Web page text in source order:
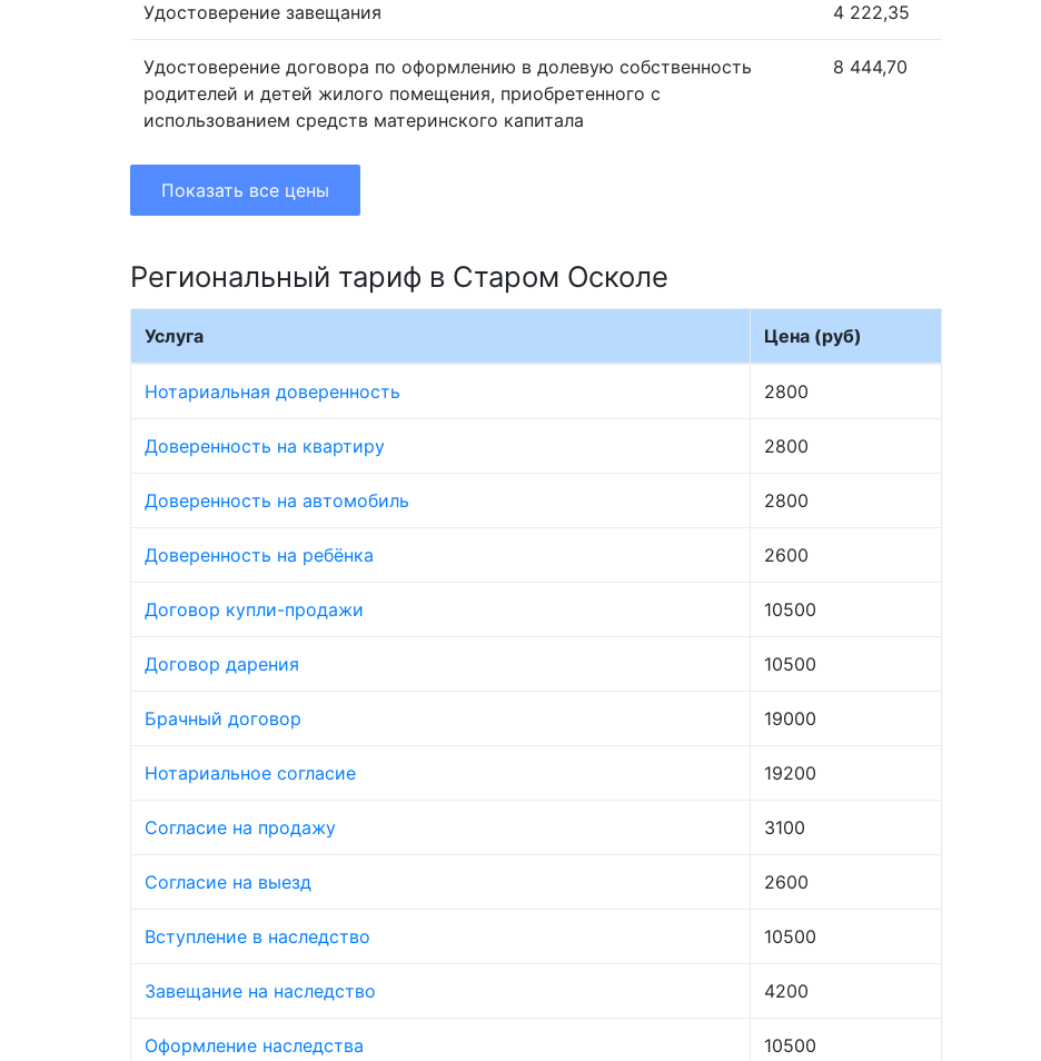
Удостоверение завещания 4 222,35
Удостоверение договора по оформлению в долевую собственность
родителей и детей жилого помещения, приобретенного с
использованием средств материнского капитала
8 444,70
Показать все цены
Региональный тариф в Старом Осколе
Услуга Цена (руб)
Нотариальная доверенность 2800
Доверенность на квартиру 2800
Доверенность на автомобиль 2800
Доверенность на ребёнка 2600
Договор купли-продажи 10500
Договор дарения 10500
Брачный договор 19000
Нотариальное согласие 19200
Согласие на продажу 3100
Согласие на выезд 2600
Вступление в наследство 10500
Завещание на наследство 4200
Оформление наследства 10500